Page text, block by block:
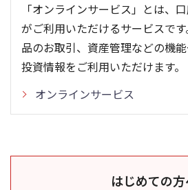
「オンラインサービス」とは、
がご利用いただけるサービスで
品のお取引、資産管理などの機
投資情報をご利用いただけます。
オンラインサービス
はじめての